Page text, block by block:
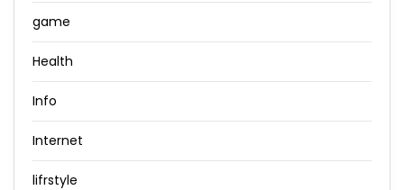
game
Health
Info
Internet
lifrstyle